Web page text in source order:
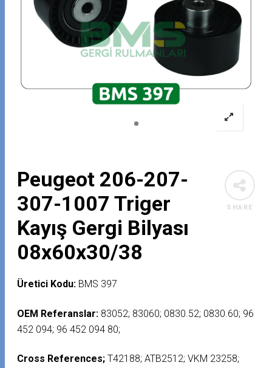
SHARE
Peugeot 206-207-
307-1007 Triger
Kayış Gergi Bilyası
08x60x30/38
Üretici Kodu: BMS 397
OEM Referanslar: 83052; 83060; 0830.52; 0830.60; 96
452 094; 96 452 094 80;
Cross References; T42188; ATB2512; VKM 23258;